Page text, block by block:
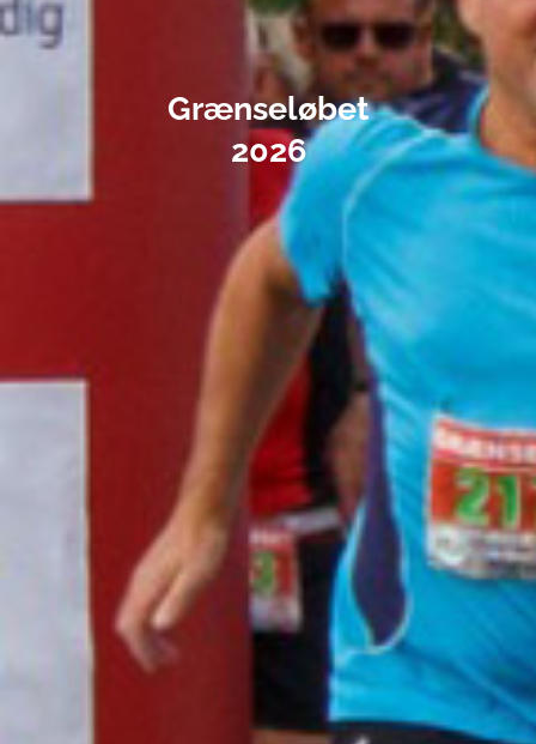
Grænseløbet
2026